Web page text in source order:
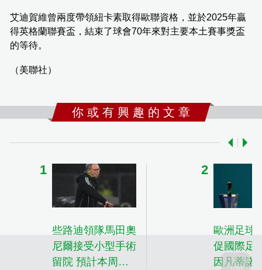
艾迪賀維曾兩度帶領紐卡素取得歐聯資格，並於2025年贏
得英格蘭聯賽盃，結束了球會70年來對主要本土賽事獎盃
的等待。
（美聯社）
你 或 有 興 趣 的 文 章
些路迪領隊馬田奧
尼爾接受小型手術
留院 預計本周出
歐洲足球
促國際足
因凡蒂諾